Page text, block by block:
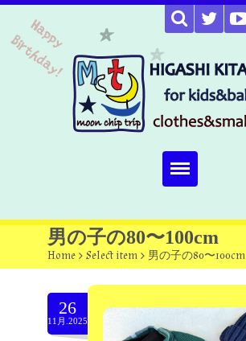
Home
about
Select item
omutucake
男の子の80〜100cm
Home > Select item > 男の子の80〜100cm
26
11月.2025